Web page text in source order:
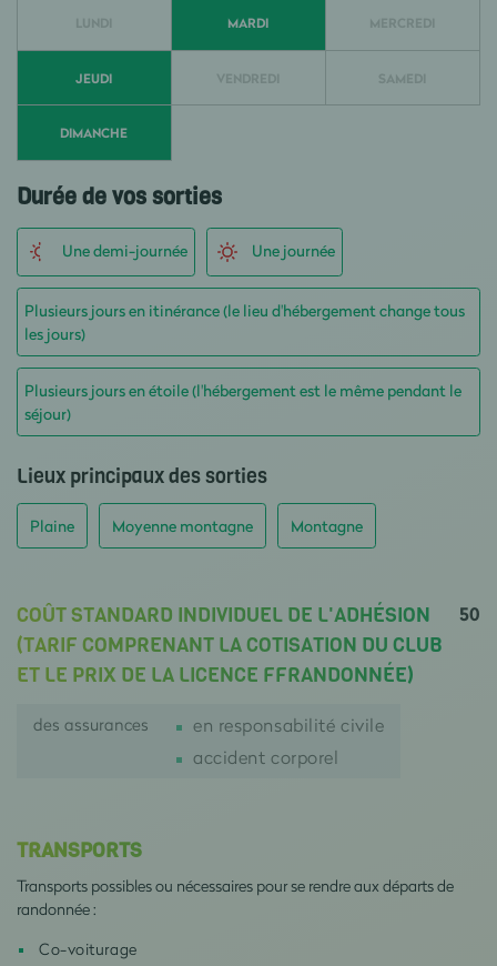
LUNDI MARDI MERCREDI
JEUDI VENDREDI SAMEDI
DIMANCHE
Durée de vos sorties
Une demi-journée Une journée
Plusieurs jours en itinérance (le lieu d'hébergement change tous
les jours)
Plusieurs jours en étoile (l'hébergement est le même pendant le
séjour)
Lieux principaux des sorties
Plaine Moyenne montagne Montagne
COÛT STANDARD INDIVIDUEL DE L'ADHÉSION
(TARIF COMPRENANT LA COTISATION DU CLUB
ET LE PRIX DE LA LICENCE FFRANDONNÉE)
50
des assurances
en responsabilité civile
accident corporel
TRANSPORTS
Transports possibles ou nécessaires pour se rendre aux départs de
randonnée :
Co-voiturage